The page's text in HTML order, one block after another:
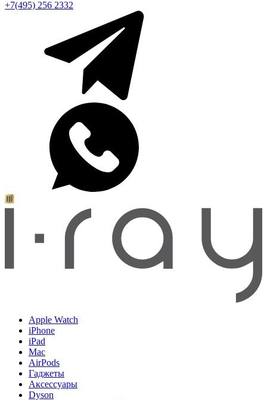
+7(495) 256 2332
Apple Watch
iPhone
iPad
Mac
AirPods
Гаджеты
Аксессуары
Dyson